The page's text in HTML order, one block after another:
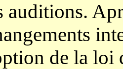
auditions.
de la loi